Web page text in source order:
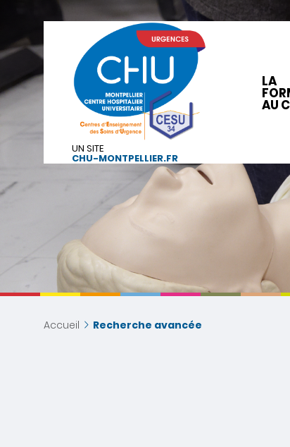
UN SITE
CHU-MONTPELLIER.FR
LA
AU
Accueil Recherche avancée